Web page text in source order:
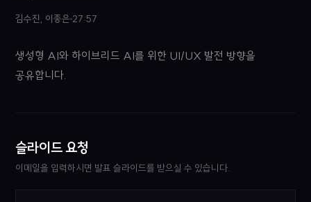
김수진, 이종은 27:57
생성형 AI와 하이브리드 AI를 위한 UI/UX 발전 방향을
공유합니다.
슬라이드 요청
이메일을 입력하시면 발표 슬라이드를 받으실 수 있습니다.